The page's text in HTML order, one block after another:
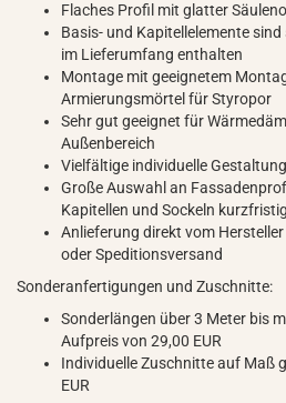
Flaches Profil mit glatter
Basis- und Kapitellelemente
im Lieferumfang enthalten
Montage mit geeignetem
Armierungsmörtel für Styropor
Sehr gut geeignet für
Außenbereich
Vielfältige individuelle
Große Auswahl an
Kapitellen und Sockeln
Anlieferung direkt vom
oder Speditionsversand
Sonderanfertigungen und Zuschnitte:
Sonderlängen über 3 Meter bis
Aufpreis von 29,00 EUR
Individuelle Zuschnitte auf Maß
EUR